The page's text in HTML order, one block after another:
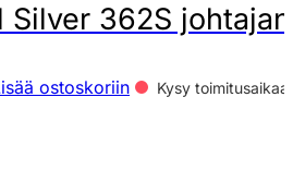
Silver 362S
ostoskoriin Kysy toimitusaikaa